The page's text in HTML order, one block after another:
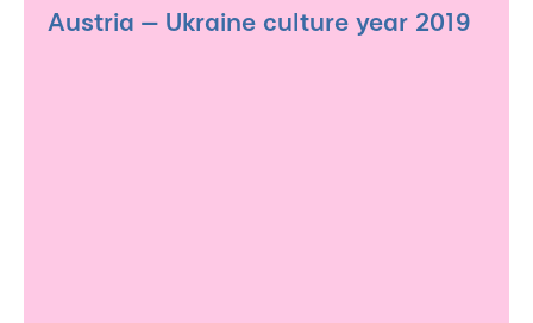
Austria — Ukraine culture year 2019